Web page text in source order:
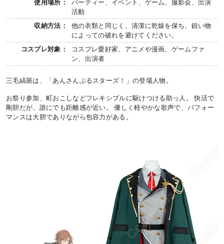
使用場所：
パーティー、イベント、ゲーム、撮影会、出演
活動
収納方法：
他の衣類と同じく、清潔に乾燥を保ち、鋭い物
によっての破れを避けてください。
コスプレ対象：
コスプレ愛好家、アニメや漫画、ゲームファ
ン、出演者
三毛縞斑は、「あんさんぶるスターズ！」の登場人物。
お祭り参加、町おこしなどフレキシブルに駆けつける助っ人。 快活で
剛胆だが、誰にでも距離感が近い。 優しく軽やかな歌声で、パフォー
マンスは大胆でありながら包容力がある。